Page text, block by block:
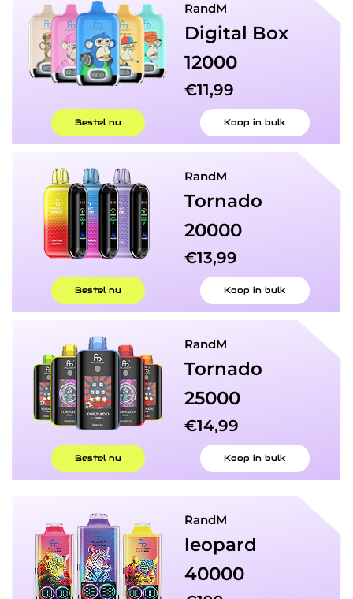
RandM
Digital Box
12000
€11,99
Bestel nu Koop in bulk
RandM
Tornado​
20000
€13,99
Bestel nu Koop in bulk
RandM
Tornado​
25000
€14,99
Bestel nu Koop in bulk
RandM
leopard
40000